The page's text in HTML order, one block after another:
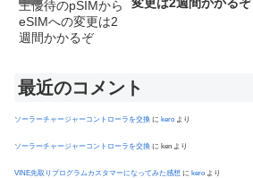
最近のコメント
ソーラーチャージャーコントローラを交換 に kero より
ソーラーチャージャーコントローラを交換 に ken より
VINE先取りプログラムカスタマーになってみた感想 に kero より